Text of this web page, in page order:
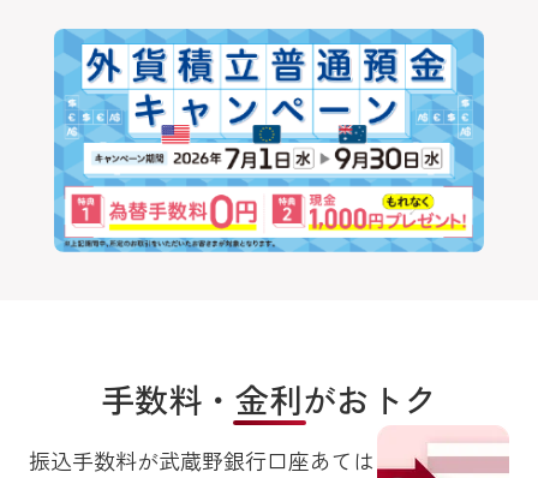
手数料・金利がおトク
振込手数料が武蔵野銀行口座あては